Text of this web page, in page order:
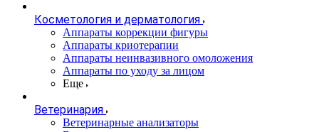
Косметология и дерматология
Аппараты коррекции фигуры
Аппараты криотерапии
Аппараты неинвазивного омоложения
Аппараты по уходу за лицом
Еще
Ветеринария
Ветеринарные анализаторы